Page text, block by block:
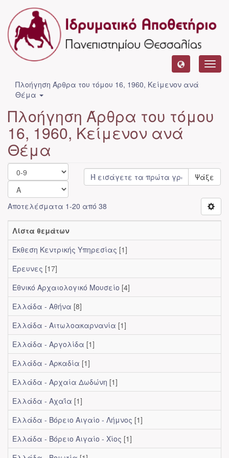
Πλοήγηση Άρθρα του τόμου 16, 1960, Κείμενον ανά
Θέμα
Πλοήγηση Άρθρα του τόμου
16, 1960, Κείμενον ανά
Θέμα
Ψάξε
Αποτελέσματα 1-20 από 38
Λίστα θεμάτων
Έκθεση Κεντρικής Υπηρεσίας [1]
Έρευνες [17]
Εθνικό Αρχαιολογικό Μουσείο [4]
Ελλάδα - Αθήνα [8]
Ελλάδα - Αιτωλοακαρνανία [1]
Ελλάδα - Αργολίδα [1]
Ελλάδα - Αρκαδία [1]
Ελλάδα - Αρχαία Δωδώνη [1]
Ελλάδα - Αχαΐα [1]
Ελλάδα - Βόρειο Αιγαίο - Λήμνος [1]
Ελλάδα - Βόρειο Αιγαίο - Χίος [1]